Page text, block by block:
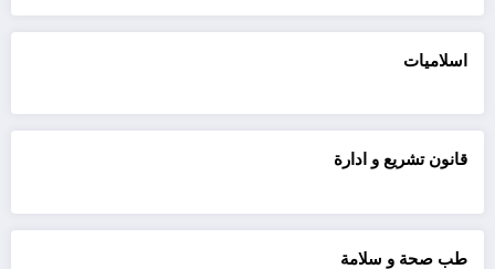
اسلاميات
قانون تشريع و ادارة
طب صحة و سلامة